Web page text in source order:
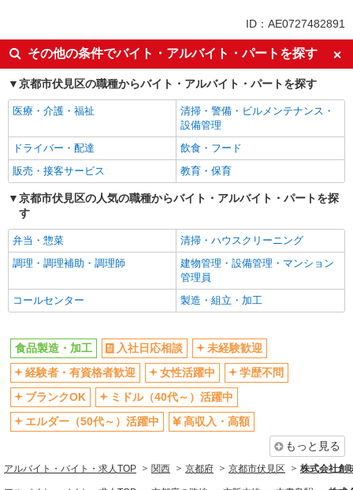
入社日応相談
未経験歓迎
経験者・有資格者歓迎
女性活躍中
学歴不問
ブランクOK
ミドル（40代～）活躍中
エルダー（50代～）活躍中
高収入・高額
ボーナス・賞与あり
完全週休2日制
土日祝休み
10時～勤務OK
16時前退社OK
フルタイム歓迎
早朝
朝
昼
夕方
夜
車通勤OK
バイク通勤OK
自転車通勤OK
交通費支給
社会保険あり
まかない・食事補助
社割・特典あり
制服貸与
同じ職種から求人を探す
同じ特徴から求人を探す
ID：AE0727482891
その他の条件でバイト・アルバイト・パートを探す
京都市伏見区の職種からバイト・アルバイト・パートを探す
医療・介護・福祉
清掃・警備・ビルメンテナンス・
設備管理
ドライバー・配達
飲食・フード
販売・接客サービス
教育・保育
京都市伏見区の人気の職種からバイト・アルバイト・パートを探
す
弁当・惣菜
清掃・ハウスクリーニング
調理・調理補助・調理師
建物管理・設備管理・マンション
管理員
コールセンター
製造・組立・加工
食品製造・加工 入社日応相談
未経験歓迎
経験者・有資格者歓迎
女性活躍中
学歴不問
ブランクOK
ミドル（40代～）活躍中
エルダー（50代～）活躍中
高収入・高額
もっと見る
アルバイト・バイト・求人TOP 関西 京都府 京都市伏見区 株式会社創